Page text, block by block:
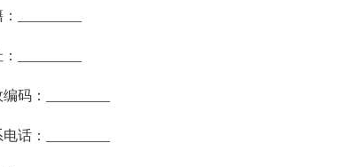
_________
_________
码：_________
话：_________